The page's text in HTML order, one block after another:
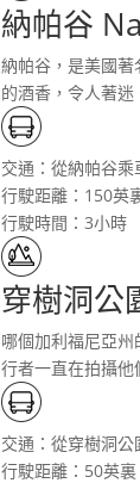
納帕谷
納帕谷，是美國
的酒香，令人著
交通：從納帕谷
行駛距離：150英
行駛時間：3小時
穿樹洞公
哪個加利福尼亞
行者一直在拍攝他
交通：從穿樹洞
行駛距離：50英裏